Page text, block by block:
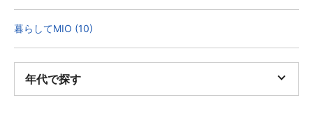
暮らしてMIO (10)
年代で探す